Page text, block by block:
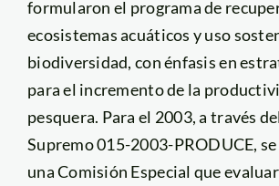
formularon el programa de
ecosistemas acuáticos y uso
biodiversidad, con énfasis en
para el incremento de la
pesquera. Para el 2003, a través
Supremo 015-2003-PRODUCE,
una Comisión Especial que